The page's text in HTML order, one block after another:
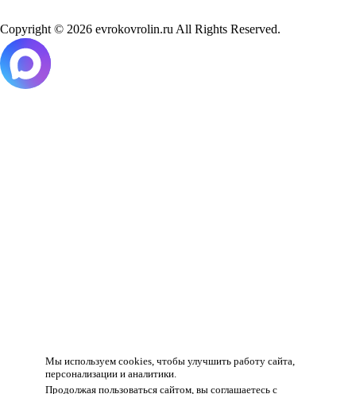
Мы используем cookies, чтобы улучшить работу сайта,
персонализации и аналитики.
Продолжая пользоваться сайтом, вы соглашаетесь с
Copyright © 2026 evrokovrolin.ru All Rights Reserved.